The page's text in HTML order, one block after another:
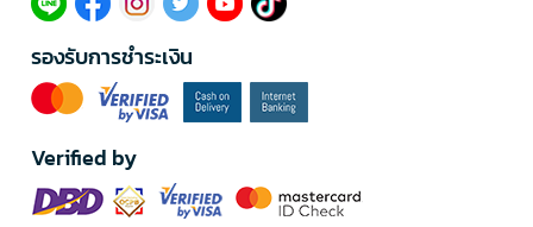
รองรับการชำระเงิน
Verified by